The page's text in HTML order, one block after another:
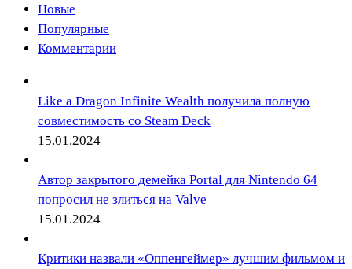
Новые
Популярные
Комментарии
Like a Dragon Infinite Wealth получила полную
совместимость со Steam Deck
15.01.2024
Автор закрытого демейка Portal для Nintendo 64
попросил не злиться на Valve
15.01.2024
Критики назвали «Оппенгеймер» лучшим фильмом и